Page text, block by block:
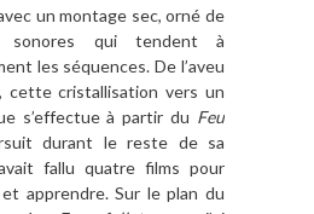
un montage sec, orné de
sonores qui tendent à
les séquences. De l’aveu
cette cristallisation vers un
s’effectue à partir du Feu
durant le reste de sa
fallu quatre films pour
apprendre. Sur le plan du